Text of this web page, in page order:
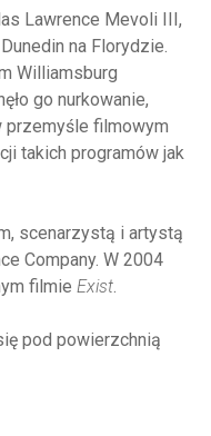
Lawrence Mevoli III,
na Florydzie.
Williamsburg
go nurkowanie,
przemyśle filmowym
takich programów jak
scenarzystą i artystą
Company. W 2004
filmie Exist.
pod powierzchnią